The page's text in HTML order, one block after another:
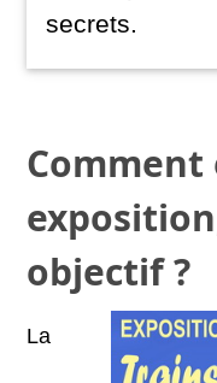
secrets.
Comment
objectif ?
La